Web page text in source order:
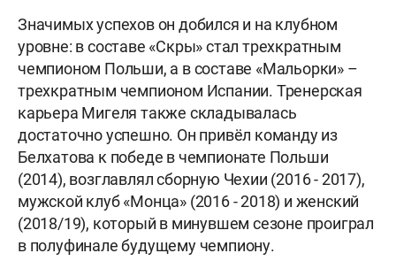
Значимых успехов он добился и на клубном
уровне: в составе «Скры» стал трехкратным
чемпионом Польши, а в составе «Мальорки» –
трехкратным чемпионом Испании. Тренерская
карьера Мигеля также складывалась
достаточно успешно. Он привёл команду из
Белхатова к победе в чемпионате Польши
(2014), возглавлял сборную Чехии (2016 - 2017),
мужской клуб «Монца» (2016 - 2018) и женский
(2018/19), который в минувшем сезоне проиграл
в полуфинале будущему чемпиону.